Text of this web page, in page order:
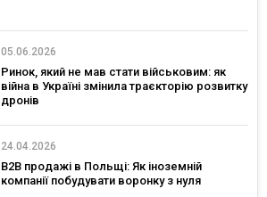
05.06.2026
Ринок, який не мав стати військовим: як
війна в Україні змінила траєкторію розвитку
дронів
24.04.2026
B2B продажі в Польщі: Як іноземній
компанії побудувати воронку з нуля